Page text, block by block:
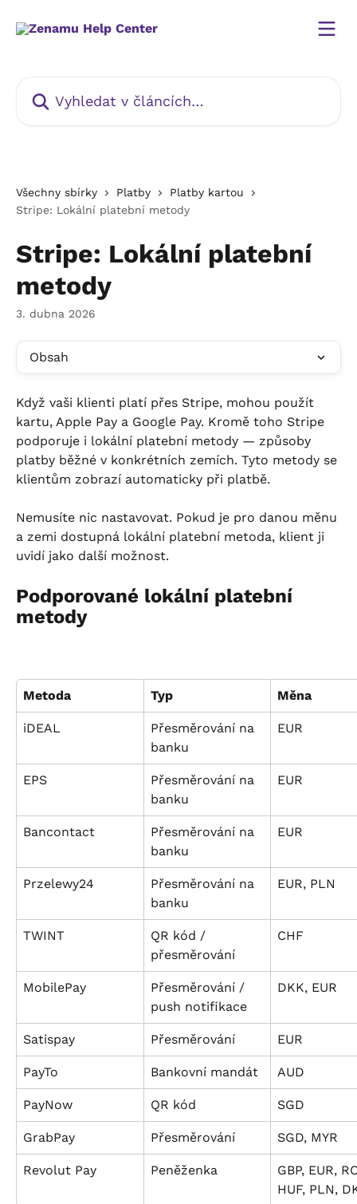
Všechny sbírky Platby
Platby kartou
Stripe: Lokální platební metody
Stripe: Lokální platební
metody
3. dubna 2026
Obsah
Když vaši klienti platí přes Stripe, mohou použít
kartu, Apple Pay a Google Pay. Kromě toho Stripe
podporuje i lokální platební metody — způsoby
platby běžné v konkrétních zemích. Tyto metody se
klientům zobrazí automaticky při platbě.
Nemusíte nic nastavovat. Pokud je pro danou měnu
a zemi dostupná lokální platební metoda, klient ji
uvidí jako další možnost.
Podporované lokální platební
metody
Metoda Typ Měna
iDEAL
Přesměrování na
banku
EUR
EPS
Přesměrování na
banku
EUR
Bancontact
Přesměrování na
banku
EUR
Przelewy24
Přesměrování na
banku
EUR, PLN
TWINT
QR kód /
přesměrování
CHF
MobilePay
Přesměrování /
push notifikace
DKK, EUR
Satispay Přesměrování EUR
PayTo Bankovní mandát AUD
PayNow QR kód SGD
GrabPay Přesměrování SGD, MYR
Revolut Pay Peněženka
GBP, EUR,
HUF, PLN,